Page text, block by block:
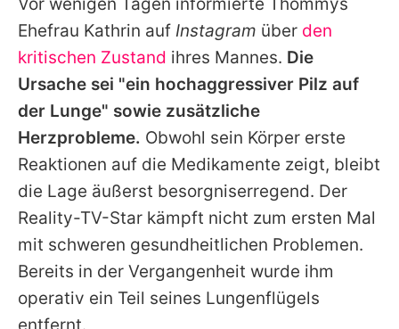
Vor wenigen Tagen informierte Thommys
Ehefrau Kathrin auf Instagram über den
kritischen Zustand ihres Mannes. Die
Ursache sei "ein hochaggressiver Pilz auf
der Lunge" sowie zusätzliche
Herzprobleme. Obwohl sein Körper erste
Reaktionen auf die Medikamente zeigt, bleibt
die Lage äußerst besorgniserregend. Der
Reality-TV-Star kämpft nicht zum ersten Mal
mit schweren gesundheitlichen Problemen.
Bereits in der Vergangenheit wurde ihm
operativ ein Teil seines Lungenflügels